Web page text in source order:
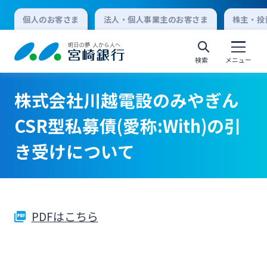
個人のお客さま 法人・個人事業主のお客さま 株主・
検索 メニュー
個人向けインターネットバンキング
ログオン
株式会社川越電設のみやぎん
CSR型私募債(愛称:With)の引
き受けについて
PDFはこちら